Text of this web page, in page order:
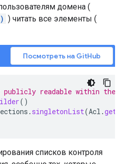
домена (
) читать все элементы (
Посмотреть на GitHub
publicly readable within the
()
. singletonList(Acl .
списков контроля